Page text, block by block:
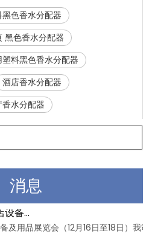
黑色香水分配器
黑色香水分配器
塑料黑色香水分配器
酒店香水分配器
香水分配器
消息
赛格参加第30届广州酒店设备及用品展览会
及用品展览会（12月16日至18日）我